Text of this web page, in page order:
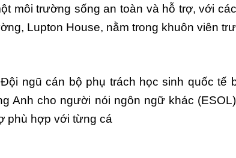
môi trường sống an toàn và hỗ trợ, với
Lupton House, nằm trong khuôn viên
ngũ cán bộ phụ trách học sinh quốc tế
Anh cho người nói ngôn ngữ khác
phù hợp với từng cá